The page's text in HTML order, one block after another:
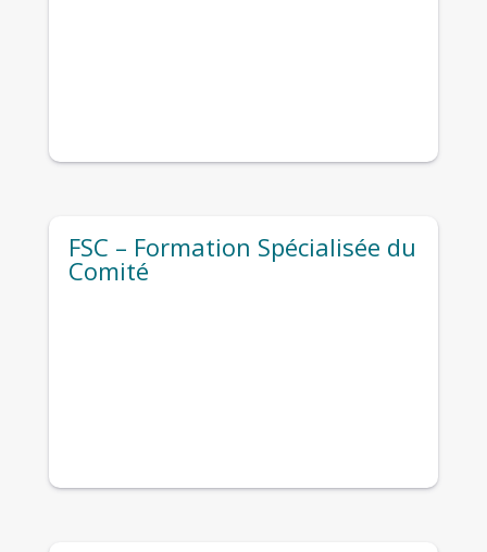
FSC – Formation Spécialisée du
Comité